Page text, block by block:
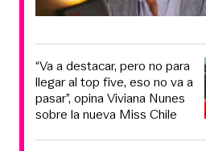
“Va a destacar, pero no para
llegar al top five, eso no va a
pasar”, opina Viviana Nunes
sobre la nueva Miss Chile